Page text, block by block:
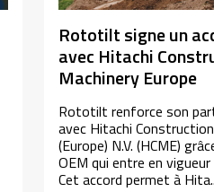
Rototilt signe un
avec Hitachi
Machinery Europe
Rototilt renforce son
avec Hitachi
(Europe) N.V. (HCME)
OEM qui entre en
Cet accord permet à